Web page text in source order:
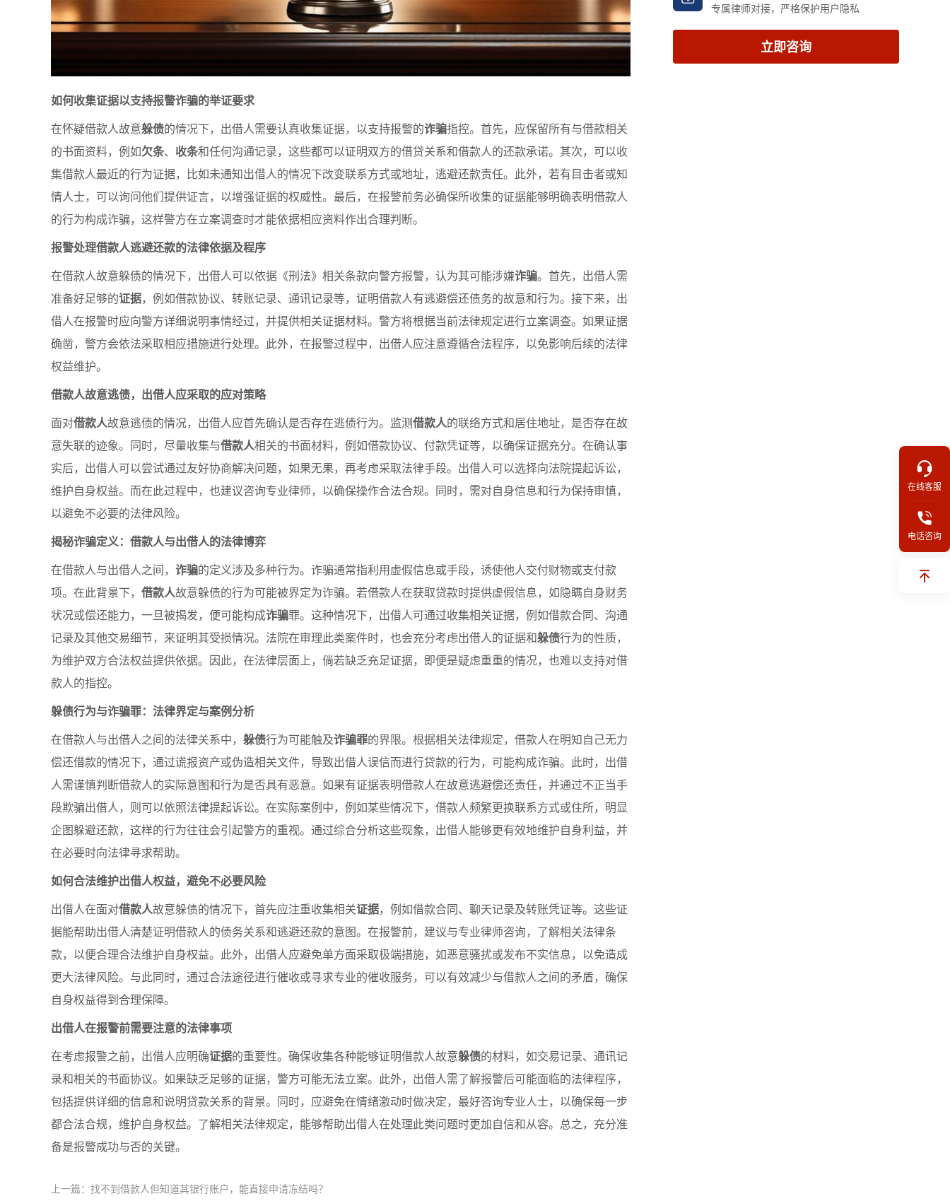
如何收集证据以支持报警诈骗的举证要求
在怀疑借款人故意躲债的情况下，出借人需要认真收集证据，以支持报警的诈骗指控。首先，应保留所有与借款相关
的书面资料，例如欠条、 收条和任何沟通记录，这些都可以证明双方的借贷关系和借款人的还款承诺。其次，可以收
集借款人最近的行为证据，比如未通知出借人的情况下改变联系方式或地址，逃避还款责任。此外，若有目击者或知
情人士，可以询问他们提供证言，以增强证据的权威性。最后，在报警前务必确保所收集的证据能够明确表明借款人
的行为构成诈骗，这样警方在立案调查时才能依据相应资料作出合理判断。
报警处理借款人逃避还款的法律依据及程序
在借款人故意躲债的情况下，出借人可以依据《刑法》相关条款向警方报警，认为其可能涉嫌诈骗。首先，出借人需
准备好足够的证据，例如借款协议、转账记录、通讯记录等，证明借款人有逃避偿还债务的故意和行为。接下来，出
借人在报警时应向警方详细说明事情经过，并提供相关证据材料。警方将根据当前法律规定进行立案调查。如果证据
确凿，警方会依法采取相应措施进行处理。此外，在报警过程中，出借人应注意遵循合法程序，以免影响后续的法律
权益维护。
借款人故意逃债，出借人应采取的应对策略
面对借款人故意逃债的情况，出借人应首先确认是否存在逃债行为。监测借款人的联络方式和居住地址，是否存在故
意失联的迹象。同时，尽量收集与借款人相关的书面材料，例如借款协议、付款凭证等，以确保证据充分。在确认事
实后，出借人可以尝试通过友好协商解决问题，如果无果，再考虑采取法律手段。出借人可以选择向法院提起诉讼，
维护自身权益。而在此过程中，也建议咨询专业律师，以确保操作合法合规。同时，需对自身信息和行为保持审慎，
以避免不必要的法律风险。
揭秘诈骗定义：借款人与出借人的法律博弈
在借款人与出借人之间， 诈骗的定义涉及多种行为。诈骗通常指利用虚假信息或手段，诱使他人交付财物或支付款
项。在此背景下， 借款人故意躲债的行为可能被界定为诈骗。若借款人在获取贷款时提供虚假信息，如隐瞒自身财务
状况或偿还能力，一旦被揭发，便可能构成诈骗罪。这种情况下，出借人可通过收集相关证据，例如借款合同、沟通
记录及其他交易细节，来证明其受损情况。法院在审理此类案件时，也会充分考虑出借人的证据和躲债行为的性质，
为维护双方合法权益提供依据。因此，在法律层面上，倘若缺乏充足证据，即便是疑虑重重的情况，也难以支持对借
款人的指控。
躲债行为与诈骗罪：法律界定与案例分析
在借款人与出借人之间的法律关系中， 躲债行为可能触及诈骗罪的界限。根据相关法律规定，借款人在明知自己无力
偿还借款的情况下，通过谎报资产或伪造相关文件，导致出借人误信而进行贷款的行为，可能构成诈骗。此时，出借
人需谨慎判断借款人的实际意图和行为是否具有恶意。如果有证据表明借款人在故意逃避偿还责任，并通过不正当手
段欺骗出借人，则可以依照法律提起诉讼。在实际案例中，例如某些情况下，借款人频繁更换联系方式或住所，明显
企图躲避还款，这样的行为往往会引起警方的重视。通过综合分析这些现象，出借人能够更有效地维护自身利益，并
在必要时向法律寻求帮助。
如何合法维护出借人权益，避免不必要风险
出借人在面对借款人故意躲债的情况下，首先应注重收集相关证据，例如借款合同、聊天记录及转账凭证等。这些证
据能帮助出借人清楚证明借款人的债务关系和逃避还款的意图。在报警前，建议与专业律师咨询，了解相关法律条
款，以便合理合法维护自身权益。此外，出借人应避免单方面采取极端措施，如恶意骚扰或发布不实信息，以免造成
更大法律风险。与此同时，通过合法途径进行催收或寻求专业的催收服务，可以有效减少与借款人之间的矛盾，确保
自身权益得到合理保障。
出借人在报警前需要注意的法律事项
在考虑报警之前，出借人应明确证据的重要性。确保收集各种能够证明借款人故意躲债的材料，如交易记录、通讯记
录和相关的书面协议。如果缺乏足够的证据，警方可能无法立案。此外，出借人需了解报警后可能面临的法律程序，
包括提供详细的信息和说明贷款关系的背景。同时，应避免在情绪激动时做决定，最好咨询专业人士，以确保每一步
都合法合规，维护自身权益。了解相关法律规定，能够帮助出借人在处理此类问题时更加自信和从容。总之，充分准
备是报警成功与否的关键。
上一篇：找不到借款人但知道其银行账户，能直接申请冻结吗？
专属律师对接，严格保护用户隐私
立即咨询
在线客服
电话咨询